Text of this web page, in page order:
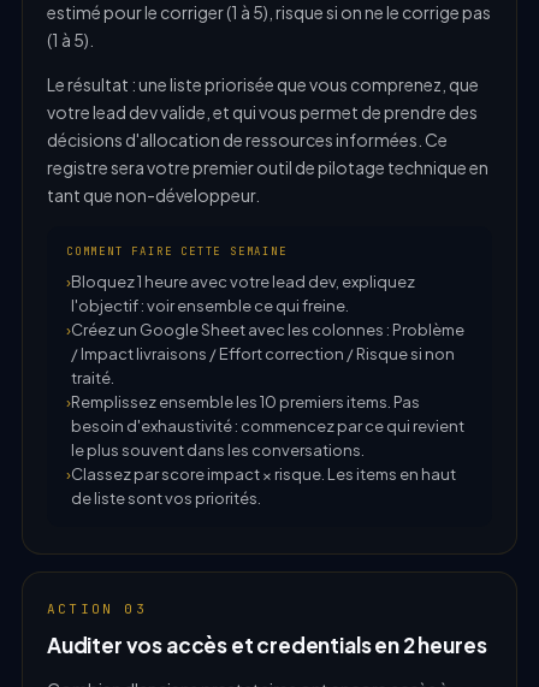
estimé pour le corriger (1 à 5), risque si on ne le corrige pas
(1 à 5).
Le résultat : une liste priorisée que vous comprenez, que
votre lead dev valide, et qui vous permet de prendre des
décisions d'allocation de ressources informées. Ce
registre sera votre premier outil de pilotage technique en
tant que non-développeur.
COMMENT FAIRE CETTE SEMAINE
Bloquez 1 heure avec votre lead dev, expliquez
l'objectif : voir ensemble ce qui freine.
Créez un Google Sheet avec les colonnes : Problème
/ Impact livraisons / Effort correction / Risque si non
traité.
Remplissez ensemble les 10 premiers items. Pas
besoin d'exhaustivité : commencez par ce qui revient
le plus souvent dans les conversations.
Classez par score impact × risque. Les items en haut
de liste sont vos priorités.
ACTION 03
Auditer vos accès et credentials en 2 heures